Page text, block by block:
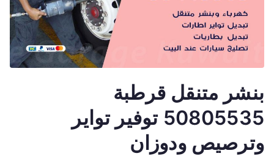
بنشر متنقل قرطبة
50805535 توفير تواير
وترصيص ودوزان